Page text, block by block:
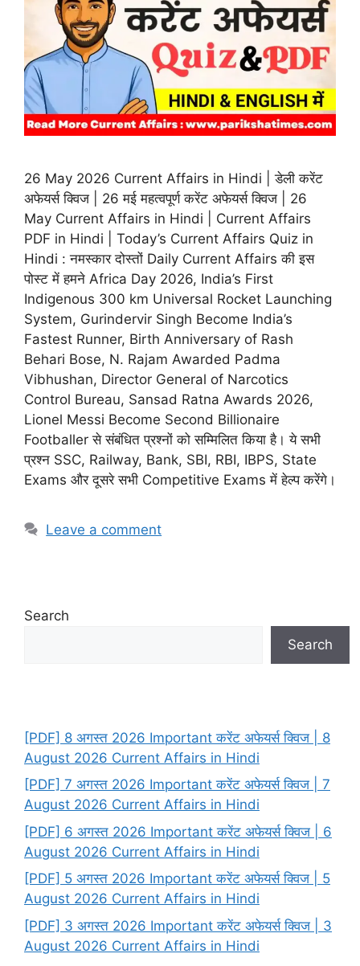
26 May 2026 Current Affairs in Hindi | डेली करेंट
अफेयर्स क्विज | 26 मई महत्वपूर्ण करेंट अफेयर्स क्विज | 26
May Current Affairs in Hindi | Current Affairs
PDF in Hindi | Today’s Current Affairs Quiz in
Hindi : नमस्कार दोस्तों Daily Current Affairs की इस
पोस्ट में हमने Africa Day 2026, India’s First
Indigenous 300 km Universal Rocket Launching
System, Gurindervir Singh Become India’s
Fastest Runner, Birth Anniversary of Rash
Behari Bose, N. Rajam Awarded Padma
Vibhushan, Director General of Narcotics
Control Bureau, Sansad Ratna Awards 2026,
Lionel Messi Become Second Billionaire
Footballer से संबंधित प्रश्नों को सम्मिलित किया है। ये सभी
प्रश्न SSC, Railway, Bank, SBI, RBI, IBPS, State
Exams और दूसरे सभी Competitive Exams में हेल्प करेंगे।
Leave a comment
Search
Search
[PDF] 8 अगस्त 2026 Important करेंट अफेयर्स क्विज | 8
August 2026 Current Affairs in Hindi
[PDF] 7 अगस्त 2026 Important करेंट अफेयर्स क्विज | 7
August 2026 Current Affairs in Hindi
[PDF] 6 अगस्त 2026 Important करेंट अफेयर्स क्विज | 6
August 2026 Current Affairs in Hindi
[PDF] 5 अगस्त 2026 Important करेंट अफेयर्स क्विज | 5
August 2026 Current Affairs in Hindi
[PDF] 3 अगस्त 2026 Important करेंट अफेयर्स क्विज | 3
August 2026 Current Affairs in Hindi